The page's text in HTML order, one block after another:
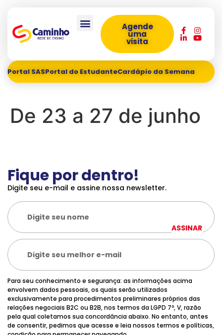
Agende
uma
visita
Portal SASPortal do EstudanteCardápio da Semana
De 23 a 27 de junho
Fique por dentro!
Digite seu e-mail e assine nossa newsletter.
Para seu conhecimento e segurança: as informações acima
envolvem dados pessoais, os quais serão utilizados
exclusivamente para procedimentos preliminares próprios das
relações negociais B2C ou B2B, nos termos da LGPD 7º, V, razão
pela qual coletamos sua concordância abaixo. No entanto, antes
de consentir, pedimos que acesse e leia nossos termos e políticas,
ASSINAR